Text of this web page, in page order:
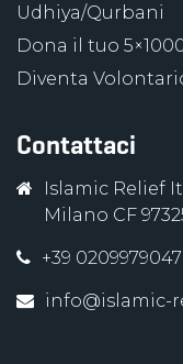
Udhiya/Qurbani
Dona il tuo
Diventa
Contattaci
Islamic Relief
Milano CF
+39 0209979047
info@islamic-